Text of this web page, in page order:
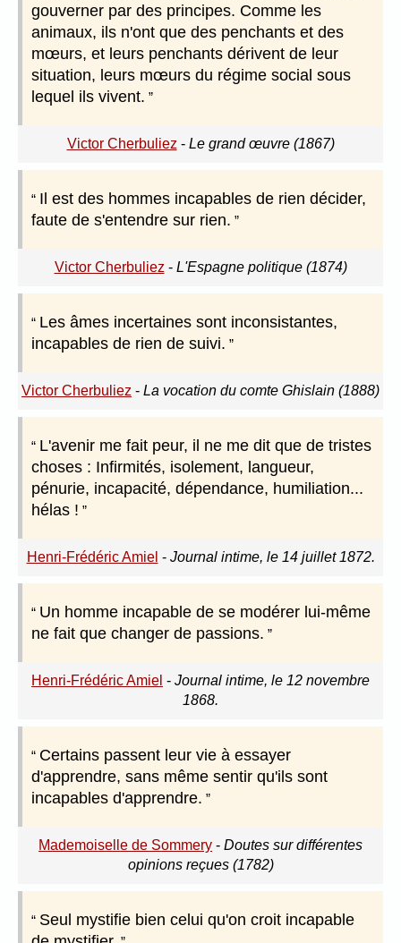
gouverner par des principes. Comme les
animaux, ils n'ont que des penchants et des
mœurs, et leurs penchants dérivent de leur
situation, leurs mœurs du régime social sous
lequel ils vivent.
Victor Cherbuliez - Le grand œuvre (1867)
Il est des hommes incapables de rien décider,
faute de s'entendre sur rien.
Victor Cherbuliez - L'Espagne politique (1874)
Les âmes incertaines sont inconsistantes,
incapables de rien de suivi.
Victor Cherbuliez - La vocation du comte Ghislain (1888)
L'avenir me fait peur, il ne me dit que de tristes
choses : Infirmités, isolement, langueur,
pénurie, incapacité, dépendance, humiliation...
hélas !
Henri-Frédéric Amiel - Journal intime, le 14 juillet 1872.
Un homme incapable de se modérer lui-même
ne fait que changer de passions.
Henri-Frédéric Amiel - Journal intime, le 12 novembre
1868.
Certains passent leur vie à essayer
d'apprendre, sans même sentir qu'ils sont
incapables d'apprendre.
Mademoiselle de Sommery - Doutes sur différentes
opinions reçues (1782)
Seul mystifie bien celui qu'on croit incapable